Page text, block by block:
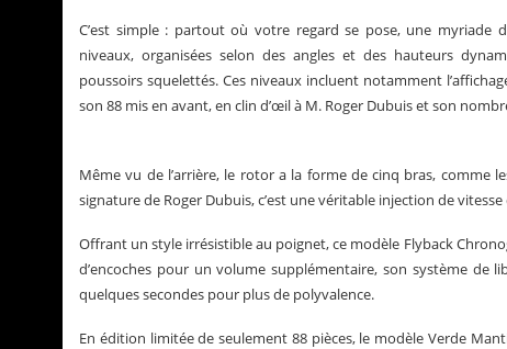
C’est simple : partout où votre regard se pose, une myriade
niveaux, organisées selon des angles et des hauteurs
poussoirs squelettés. Ces niveaux incluent notamment
son 88 mis en avant, en clin d’œil à M. Roger Dubuis et son
Même vu de l’arrière, le rotor a la forme de cinq bras, comme
signature de Roger Dubuis, c’est une véritable injection de
Offrant un style irrésistible au poignet, ce modèle Flyback
d’encoches pour un volume supplémentaire, son système de
quelques secondes pour plus de polyvalence.
En édition limitée de seulement 88 pièces, le modèle Verde